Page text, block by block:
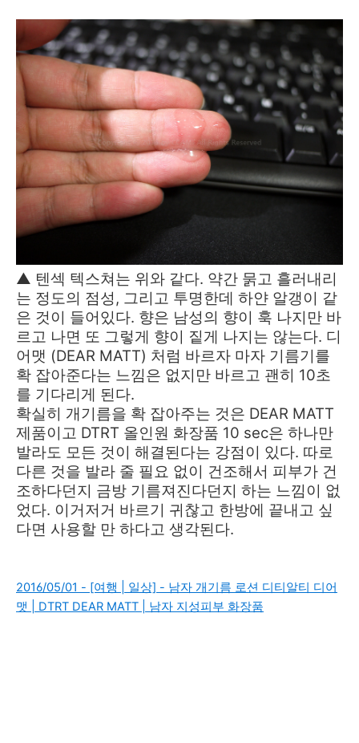
▲ 텐섹 텍스쳐는 위와 같다. 약간 묽고 흘러내리
는 정도의 점성, 그리고 투명한데 하얀 알갱이 같
은 것이 들어있다. 향은 남성의 향이 훅 나지만 바
르고 나면 또 그렇게 향이 짙게 나지는 않는다. 디
어맷 (DEAR MATT) 처럼 바르자 마자 기름기를
확 잡아준다는 느낌은 없지만 바르고 괜히 10초
를 기다리게 된다.
확실히 개기름을 확 잡아주는 것은 DEAR MATT
제품이고 DTRT 올인원 화장품 10 sec은 하나만
발라도 모든 것이 해결된다는 강점이 있다. 따로
다른 것을 발라 줄 필요 없이 건조해서 피부가 건
조하다던지 금방 기름져진다던지 하는 느낌이 없
었다. 이거저거 바르기 귀찮고 한방에 끝내고 싶
다면 사용할 만 하다고 생각된다.
2016/05/01 - [여행 | 일상] - 남자 개기름 로션 디티알티 디어
맷 | DTRT DEAR MATT | 남자 지성피부 화장품